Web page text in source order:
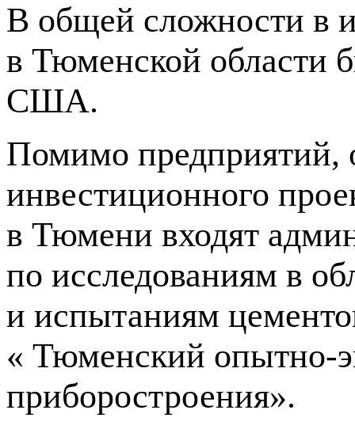
В общей сложности в
в Тюменской области
США.
Помимо предприятий,
инвестиционного
в Тюмени входят
по исследованиям в
и испытаниям
« Тюменский опытно-
приборостроения».